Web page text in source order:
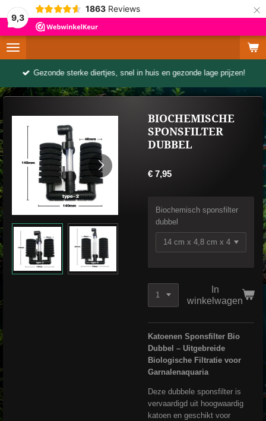
9,3
1863 Reviews ×
Gezonde sterke diertjes, snel in huis en gezonde lage prijzen!
BIOCHEMISCHE
SPONSFILTER
DUBBEL
€ 7,95
Biochemisch sponsfilter
dubbel
In
winkelwagen
Katoenen Sponsfilter Bio
Dubbel – Uitgebreide
Biologische Filtratie voor
Garnalenaquaria
Deze dubbele sponsfilter is
vervaardigd uit hoogwaardig
katoen en geschikt voor